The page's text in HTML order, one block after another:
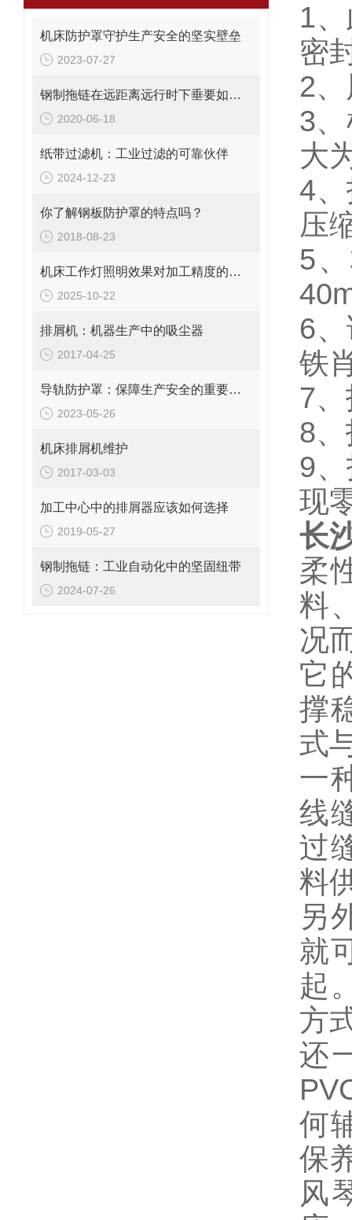
机床防护罩守护生产安全的坚实壁垒
2023-07-27
钢制拖链在远距离远行时下垂要如何解决？
2020-06-18
纸带过滤机：工业过滤的可靠伙伴
2024-12-23
你了解钢板防护罩的特点吗？
2018-08-23
机床工作灯照明效果对加工精度的深远影响
2025-10-22
排屑机：机器生产中的吸尘器
2017-04-25
导轨防护罩：保障生产安全的重要工具
2023-05-26
机床排屑机维护
2017-03-03
加工中心中的排屑器应该如何选择
2019-05-27
钢制拖链：工业自动化中的坚固纽带
2024-07-26
1
密
2
3
大
4
压
5
6
铁
7
8
9
现
长
柔
料
况
它
撑
式
一
线
过
料
另
就
起
方
还
何
保
风